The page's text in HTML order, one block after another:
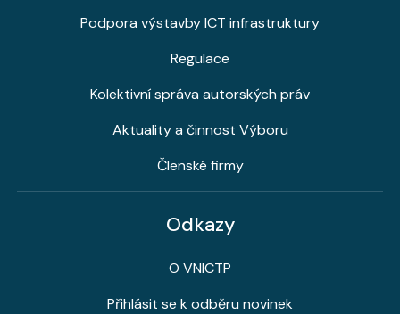
Podpora výstavby ICT infrastruktury
Regulace
Kolektivní správa autorských práv
Aktuality a činnost Výboru
Členské firmy
Odkazy
O VNICTP
Přihlásit se k odběru novinek